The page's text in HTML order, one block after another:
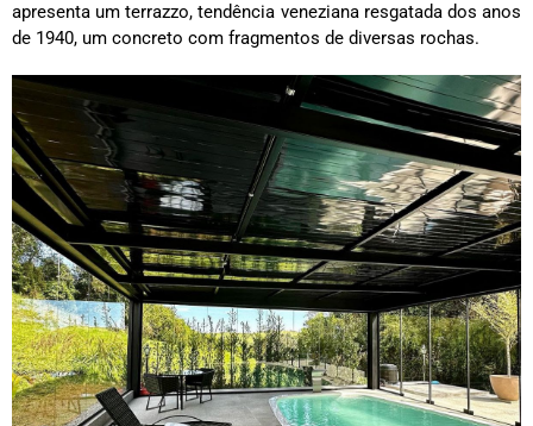
apresenta um terrazzo, tendência veneziana resgatada dos anos
de 1940, um concreto com fragmentos de diversas rochas.